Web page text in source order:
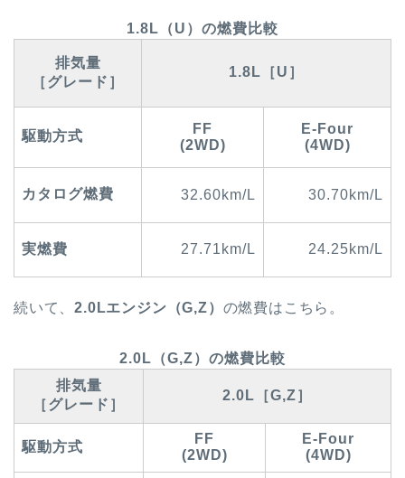
1.8L（U）の燃費比較
排気量
［グレード］
1.8L［U］
駆動方式
FF
(2WD)
E-Four
(4WD)
カタログ燃費 32.60km/L 30.70km/L
実燃費 27.71km/L 24.25km/L
続いて、2.0Lエンジン（G,Z） の燃費はこちら。
2.0L（G,Z）の燃費比較
排気量
［グレード］
2.0L［G,Z］
駆動方式
FF
(2WD)
E-Four
(4WD)